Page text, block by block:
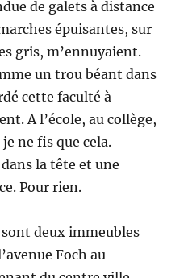
de galets à distance
épuisantes, sur
gris, m’ennuyaient.
un trou béant dans
cette faculté à
A l’école, au collège,
ne fis que cela.
la tête et une
Pour rien.
sont deux immeubles
Foch au